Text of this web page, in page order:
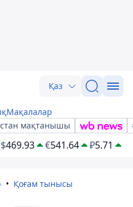
Қаз
Мақалалар
мақтанышы
$469.93 €541.64 ₽5.71
Қоғам тынысы